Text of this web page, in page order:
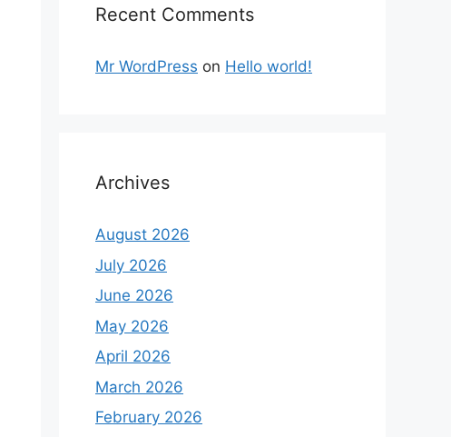
Recent Comments
Mr WordPress on Hello world!
Archives
August 2026
July 2026
June 2026
May 2026
April 2026
March 2026
February 2026